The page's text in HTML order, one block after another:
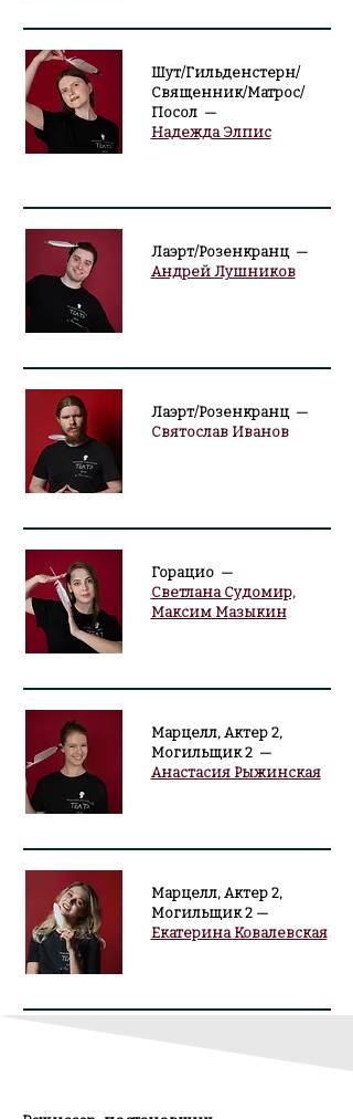
Шут/Гильденстерн/
Священник/Матрос/
Посол —
Надежда Элпис
Лаэрт/Розенкранц —
Андрей Лушников
Лаэрт/Розенкранц —
Святослав Иванов
Горацио —
Светлана Судомир,
Максим Мазыкин
Марцелл, Актер 2,
Могильщик 2 —
Анастасия Рыжинская
Марцелл, Актер 2,
Могильщик 2 —
Екатерина Ковалевская